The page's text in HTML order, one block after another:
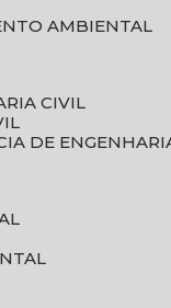
AMBIENTAL
CIVIL
DE